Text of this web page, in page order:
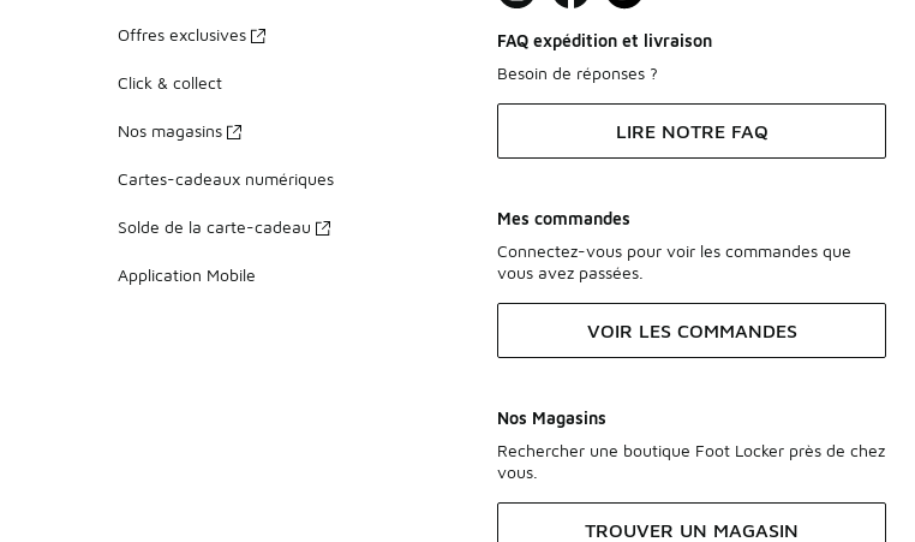
Offres exclusives
Click & collect
Nos magasins
Cartes-cadeaux numériques
Solde de la carte-cadeau
Application Mobile
FAQ expédition et livraison
Besoin de réponses ?
LIRE NOTRE FAQ
Mes commandes
Connectez-vous pour voir les commandes que
vous avez passées.
VOIR LES COMMANDES
Nos Magasins
Rechercher une boutique Foot Locker près de chez
vous.
TROUVER UN MAGASIN